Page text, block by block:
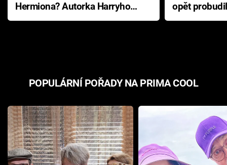
Hermiona? Autorka Harryho
Pottera přišla s ráznou
opět
přichází s
POPULÁRNÍ POŘADY NA PRIMA COOL